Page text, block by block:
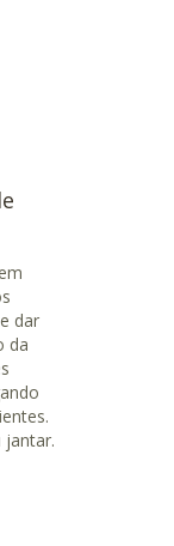
dar
da
jantar.